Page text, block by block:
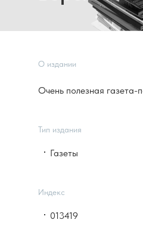
О издании
Очень полезная газета-
Тип издания
Газеты
Индекс
013419